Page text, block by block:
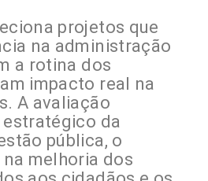
projetos que
na administração
a rotina dos
impacto real na
A avaliação
da
pública, o
melhoria dos